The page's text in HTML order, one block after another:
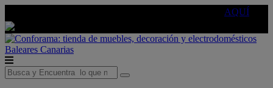
AQUÍ
Baleares Canarias